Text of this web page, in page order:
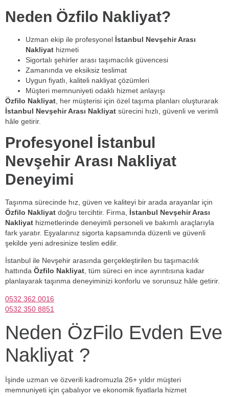
Neden Özfilo Nakliyat?
Uzman ekip ile profesyonel İstanbul Nevşehir Arası
Nakliyat hizmeti
Sigortalı şehirler arası taşımacılık güvencesi
Zamanında ve eksiksiz teslimat
Uygun fiyatlı, kaliteli nakliyat çözümleri
Müşteri memnuniyeti odaklı hizmet anlayışı
Özfilo Nakliyat , her müşterisi için özel taşıma planları oluşturarak
İstanbul Nevşehir Arası Nakliyat sürecini hızlı, güvenli ve verimli
hâle getirir.
Profesyonel İstanbul
Nevşehir Arası Nakliyat
Deneyimi
Taşınma sürecinde hız, güven ve kaliteyi bir arada arayanlar için
Özfilo Nakliyat doğru tercihtir. Firma, İstanbul Nevşehir Arası
Nakliyat hizmetlerinde deneyimli personeli ve bakımlı araçlarıyla
fark yaratır. Eşyalarınız sigorta kapsamında düzenli ve güvenli
şekilde yeni adresinize teslim edilir.
İstanbul ile Nevşehir arasında gerçekleştirilen bu taşımacılık
hattında Özfilo Nakliyat, tüm süreci en ince ayrıntısına kadar
planlayarak taşınma deneyiminizi konforlu ve sorunsuz hâle getirir.
0532 362 0016
0532 350 8851
Neden ÖzFilo Evden Eve
Nakliyat ?
İşinde uzman ve özverili kadromuzla 26+ yıldır müşteri
memnuniyeti için çabalıyor ve ekonomik fiyatlarla hizmet